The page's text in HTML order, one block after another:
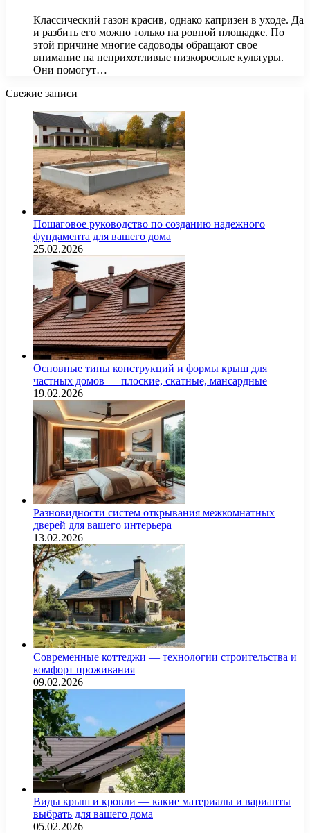
Классический газон красив, однако капризен в уходе. Да
и разбить его можно только на ровной площадке. По
этой причине многие садоводы обращают свое
внимание на неприхотливые низкорослые культуры.
Они помогут…
Свежие записи
Пошаговое руководство по созданию надежного
фундамента для вашего дома
25.02.2026
Основные типы конструкций и формы крыш для
частных домов — плоские, скатные, мансардные
19.02.2026
Разновидности систем открывания межкомнатных
дверей для вашего интерьера
13.02.2026
Современные коттеджи — технологии строительства и
комфорт проживания
09.02.2026
Виды крыш и кровли — какие материалы и варианты
выбрать для вашего дома
05.02.2026